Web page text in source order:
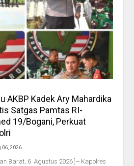
AKBP Kadek Ary Mahardika
Satgas Pamtas RI-
19/Bogani, Perkuat
06, 2026
Barat, 6 Agustus 2026 ]– Kapolres